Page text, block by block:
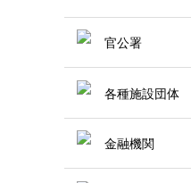
官公署
各種施設団体
金融機関